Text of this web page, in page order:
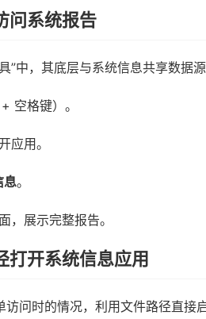
问系统报告
”中，其底层与系统信息共享数据
空格键）。
应用。
息。
，展示完整报告。
打开系统信息应用
问时的情况，利用文件路径直接启